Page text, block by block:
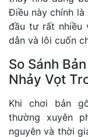
Điều này chính là
đầu tư rất nhiều
dẫn và lôi cuốn
So Sánh
Nhảy Vọt
Khi chơi bản
thường xuyên
nguyên và thời